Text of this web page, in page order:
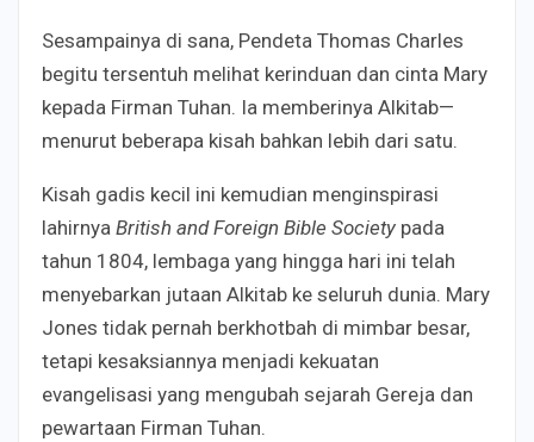
Sesampainya di sana, Pendeta Thomas Charles
begitu tersentuh melihat kerinduan dan cinta Mary
kepada Firman Tuhan. Ia memberinya Alkitab—
menurut beberapa kisah bahkan lebih dari satu.
Kisah gadis kecil ini kemudian menginspirasi
lahirnya British and Foreign Bible Society pada
tahun 1804, lembaga yang hingga hari ini telah
menyebarkan jutaan Alkitab ke seluruh dunia. Mary
Jones tidak pernah berkhotbah di mimbar besar,
tetapi kesaksiannya menjadi kekuatan
evangelisasi yang mengubah sejarah Gereja dan
pewartaan Firman Tuhan.